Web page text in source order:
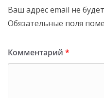
Ваш адрес email не
Обязательные поля
Комментарий *